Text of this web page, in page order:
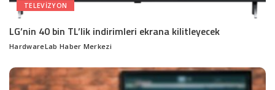
TELEVIZYON
LG’nin 40 bin TL’lik indirimleri ekrana kilitleyecek
Posted
HardwareLab Haber Merkezi